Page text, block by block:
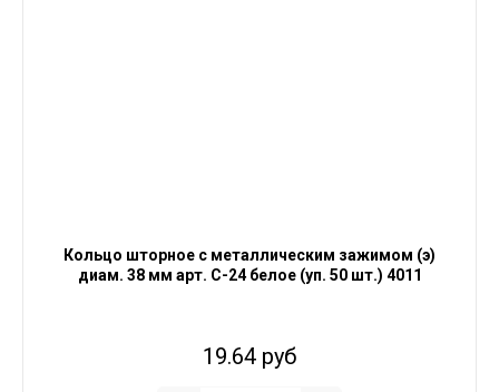
Кольцо шторное с металлическим зажимом (э)
диам. 38 мм арт. С-24 белое (уп. 50 шт.) 4011
19.64 руб